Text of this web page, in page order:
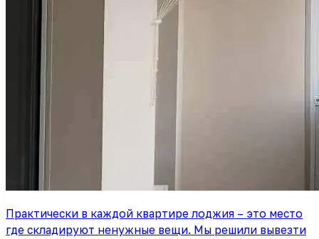
Практически в каждой квартире лоджия – это место
где складируют ненужные вещи. Мы решили вывезти